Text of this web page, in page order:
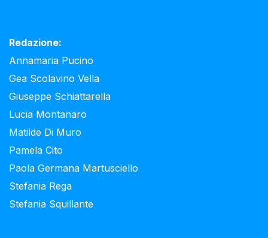
Redazione:
Annamaria Pucino
Gea Scolavino Vella
Giuseppe Schiattarella
Lucia Montanaro
Matilde Di Muro
Pamela Cito
Paola Germana Martusciello
Stefania Rega
Stefania Squillante